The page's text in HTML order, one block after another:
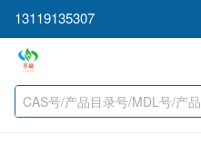
13119135307